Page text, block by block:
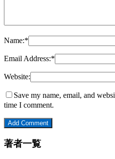
Name:*
Email Address:*
Website:
Save my name, email, and
time I comment.
著者一覧